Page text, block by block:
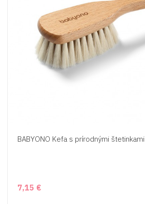
BABYONO Kefa s prírodnými štetinkami
7,15 €